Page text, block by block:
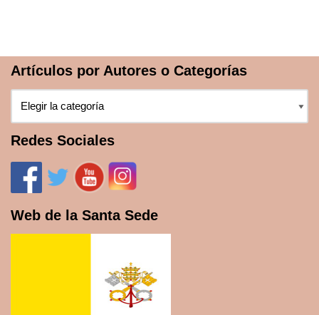
Artículos por Autores o Categorías
Redes Sociales
Web de la Santa Sede